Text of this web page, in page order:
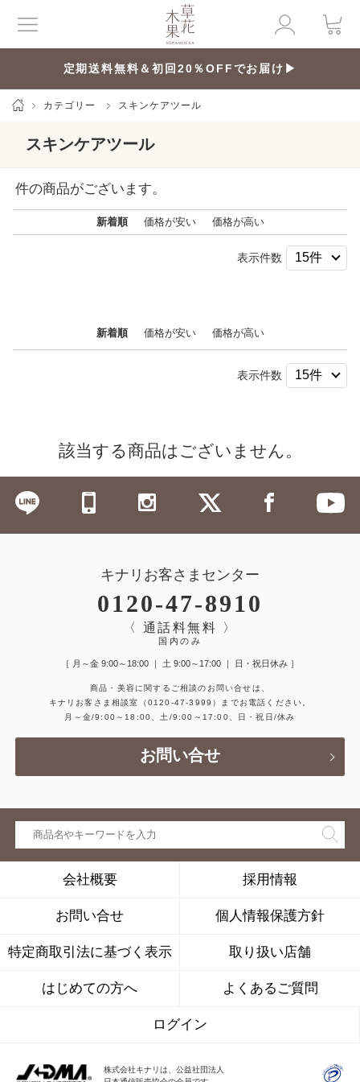
定期送料無料＆初回20％OFFでお届け▶
カテゴリー スキンケアツール
スキンケアツール
件の商品がございます。
新着順 価格が安い 価格が高い
表示件数
新着順 価格が安い 価格が高い
表示件数
該当する商品はございません。
キナリお客さまセンター
0120-47-8910
〈 通話料無料 〉
国内のみ
［ 月～金 9:00～18:00 ｜ 土 9:00～17:00 ｜ 日・祝日休み ］
商品・美容に関するご相談のお問い合せは、
キナリお客さま相談室
（0120-47-3999）
までお電話ください。
月～金/9:00～18:00、土/9:00～17:00、日・祝日/休み
お問い合せ
会社概要 採用情報
お問い合せ 個人情報保護方針
特定商取引法に基づく表示 取り扱い店舗
はじめての方へ よくあるご質問
ログイン
株式会社キナリは、公益社団法人